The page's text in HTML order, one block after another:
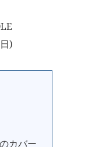
)
カバー